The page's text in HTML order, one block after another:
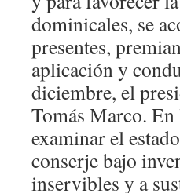
dominicales, se
presentes,
aplicación y
diciembre, el
Tomás Marco.
examinar el
conserje bajo
inservibles y a